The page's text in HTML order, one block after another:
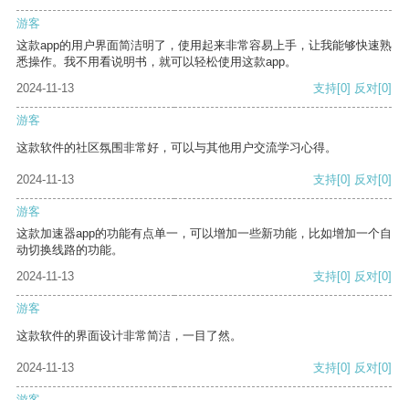
游客
这款app的用户界面简洁明了，使用起来非常容易上手，让我能够快速熟
悉操作。我不用看说明书，就可以轻松使用这款app。
2024-11-13
支持[0] 反对[0]
游客
这款软件的社区氛围非常好，可以与其他用户交流学习心得。
2024-11-13 支持[0] 反对[0]
游客
这款加速器app的功能有点单一，可以增加一些新功能，比如增加一个自
动切换线路的功能。
2024-11-13
支持[0] 反对[0]
游客
这款软件的界面设计非常简洁，一目了然。
2024-11-13 支持[0] 反对[0]